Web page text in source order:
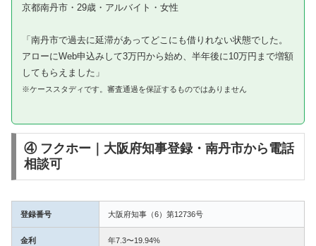
京都南丹市・29歳・アルバイト・女性
「南丹市で過去に延滞があってどこにも借りれない状態でした。
アローにWeb申込みして3万円から始め、半年後に10万円まで増額
してもらえました」
※ケーススタディです。審査通過を保証するものではありません
④ フクホー｜大阪府知事登録・南丹市から電話
相談可
登録番号 大阪府知事（6）第12736号
金利 年7.3〜19.94%